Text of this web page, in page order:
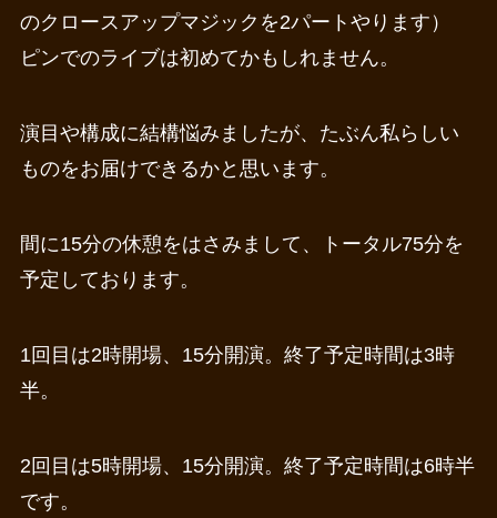
のクロースアップマジックを2パートやります）
ピンでのライブは初めてかもしれません。
演目や構成に結構悩みましたが、たぶん私らしい
ものをお届けできるかと思います。
間に15分の休憩をはさみまして、トータル75分を
予定しております。
1回目は2時開場、15分開演。終了予定時間は3時
半。
2回目は5時開場、15分開演。終了予定時間は6時半
です。